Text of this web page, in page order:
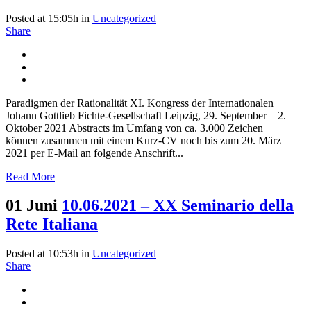
Posted at 15:05h in Uncategorized
Share
Paradigmen der Rationalität XI. Kongress der Internationalen
Johann Gottlieb Fichte-Gesellschaft Leipzig, 29. September – 2.
Oktober 2021 Abstracts im Umfang von ca. 3.000 Zeichen
können zusammen mit einem Kurz-CV noch bis zum 20. März
2021 per E-Mail an folgende Anschrift...
Read More
01 Juni 10.06.2021 – XX Seminario della
Rete Italiana
Posted at 10:53h in Uncategorized
Share